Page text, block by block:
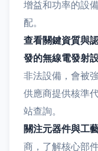
增益和功率的設
配。
查看關鍵資質與
發的無線電發射
非法設備，會被
供應商提供核準
站查詢。
關注元器件與工
商，了解核心部